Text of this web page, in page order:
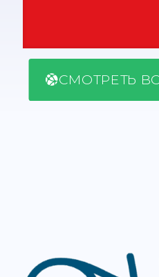
СМОТРЕТЬ